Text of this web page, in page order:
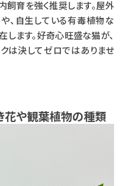
飼育を強く推奨します。屋外
、自生している有毒植物な
ます。好奇心旺盛な猫が、
は決してゼロではありませ
花や観葉植物の種類